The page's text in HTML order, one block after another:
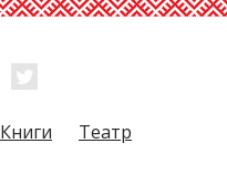
Книги Театр